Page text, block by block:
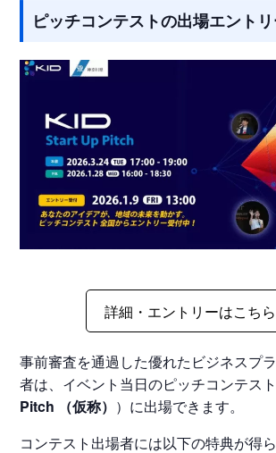
ピッチコンテストの出場エント
詳細・エントリーはこちら
事前審査を通過した優れたビジネスプ
者は、イベント当日のピッチコンテス
Pitch （仮称） ）に出場できます。
コンテスト出場者には以下の特典が得ら